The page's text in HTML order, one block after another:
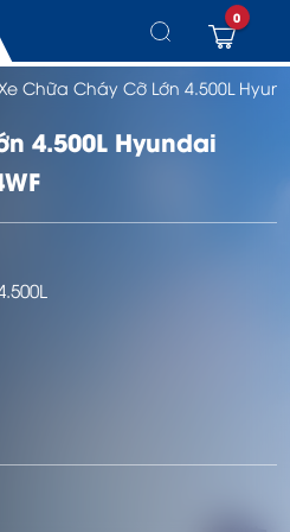
0
Chữa Cháy Cỡ Lớn 4.500L
4.500L Hyundai